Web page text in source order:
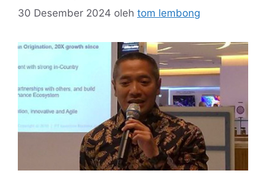
30 Desember 2024 oleh tom lembong